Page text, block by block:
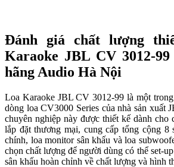
Đánh giá chất lượng
Karaoke JBL CV 3012-
hãng Audio Hà Nội
Loa Karaoke JBL CV 3012-99 là một
dòng loa CV3000 Series của nhà sản xuất
chuyên nghiệp này được thiết kế dành cho
lắp đặt thương mại, cung cấp tổng cộng 8
chính, loa monitor sân khấu và loa
chọn chất lượng để người dùng có thể set-
sân khấu hoàn chỉnh về chất lượng và hình